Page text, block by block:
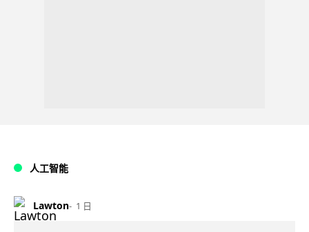
人工智能
Lawton 1 日